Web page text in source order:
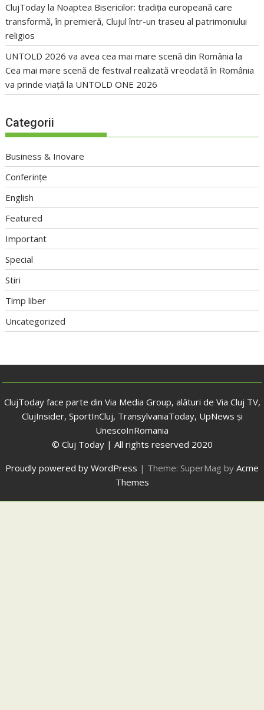
ClujToday la Noaptea Bisericilor: tradiția europeană care
transformă, în premieră, Clujul într-un traseu al patrimoniului
religios
UNTOLD 2026 va avea cea mai mare scenă din România la
Cea mai mare scenă de festival realizată vreodată în România
va prinde viață la UNTOLD ONE 2026
Categorii
Business & Inovare
Conferințe
English
Featured
Important
Special
Stiri
Timp liber
Uncategorized
ClujToday face parte din Via Media Group, alături de Via Cluj TV,
ClujInsider, SportInCluj, TransylvaniaToday, UpNews și
UnescoInRomania
© Cluj Today | All rights reserved 2020
Proudly powered by WordPress | Theme: SuperMag by Acme
Themes